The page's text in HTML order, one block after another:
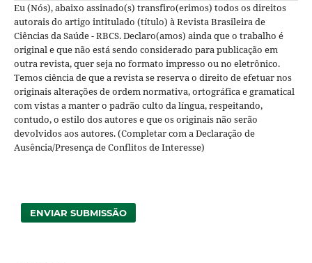
Eu (Nós), abaixo assinado(s) transfiro(erimos) todos os direitos
autorais do artigo intitulado (título) à Revista Brasileira de
Ciências da Saúde - RBCS. Declaro(amos) ainda que o trabalho é
original e que não está sendo considerado para publicação em
outra revista, quer seja no formato impresso ou no eletrônico.
Temos ciência de que a revista se reserva o direito de efetuar nos
originais alterações de ordem normativa, ortográfica e gramatical
com vistas a manter o padrão culto da língua, respeitando,
contudo, o estilo dos autores e que os originais não serão
devolvidos aos autores. (Completar com a Declaração de
Ausência/Presença de Conflitos de Interesse)
ENVIAR SUBMISSÃO